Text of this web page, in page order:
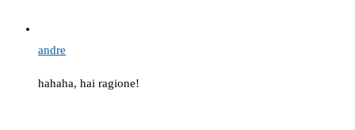
andre
hahaha, hai ragione!